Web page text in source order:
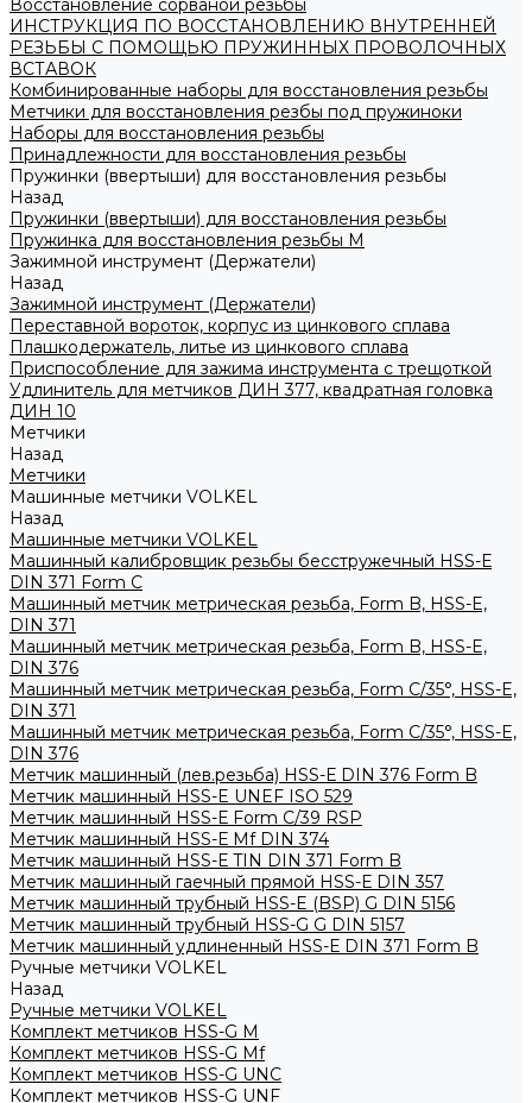
Восстановление сорваной резьбы
ИНСТРУКЦИЯ ПО ВОССТАНОВЛЕНИЮ ВНУТРЕННЕЙ
РЕЗЬБЫ С ПОМОЩЬЮ ПРУЖИННЫХ ПРОВОЛОЧНЫХ
ВСТАВОК
Комбинированные наборы для восстановления резьбы
Метчики для восстановления резбы под пружиноки
Наборы для восстановления резьбы
Принадлежности для восстановления резьбы
Пружинки (ввертыши) для восстановления резьбы
Назад
Пружинки (ввертыши) для восстановления резьбы
Пружинка для восстановления резьбы M
Зажимной инструмент (Держатели)
Назад
Зажимной инструмент (Держатели)
Переставной вороток, корпус из цинкового сплава
Плашкодержатель, литье из цинкового сплава
Приспособление для зажима инструмента с трещоткой
Удлинитель для метчиков ДИН 377, квадратная головка
ДИН 10
Метчики
Назад
Метчики
Машинные метчики VOLKEL
Назад
Машинные метчики VOLKEL
Машинный калибровщик резьбы бесстружечный HSS-Е
DIN 371 Form C
Машинный метчик метрическая резьба, Form B, HSS-E,
DIN 371
Машинный метчик метрическая резьба, Form B, HSS-E,
DIN 376
Машинный метчик метрическая резьба, Form С/35°, HSS-E,
DIN 371
Машинный метчик метрическая резьба, Form С/35°, HSS-E,
DIN 376
Метчик машинный (лев.резьба) HSS-Е DIN 376 Form B
Метчик машинный HSS-E UNEF ISO 529
Метчик машинный HSS-Е Form C/39 RSP
Метчик машинный HSS-Е Mf DIN 374
Метчик машинный HSS-Е TIN DIN 371 Form B
Метчик машинный гаечный прямой HSS-Е DIN 357
Метчик машинный трубный HSS-E (BSP) G DIN 5156
Метчик машинный трубный HSS-G G DIN 5157
Метчик машинный удлиненный HSS-Е DIN 371 Form B
Ручные метчики VOLKEL
Назад
Ручные метчики VOLKEL
Комплект метчиков HSS-G M
Комплект метчиков HSS-G Mf
Комплект метчиков HSS-G UNC
Комплект метчиков HSS-G UNF